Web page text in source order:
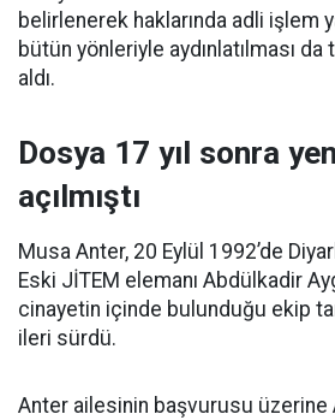
belirlenerek haklarında adli işlem
bütün yönleriyle aydınlatılması
aldı.
Dosya 17 yıl sonra
açılmıştı
Musa Anter, 20 Eylül 1992’de
Eski JİTEM elemanı Abdülkadir
cinayetin içinde bulunduğu ekip
ileri sürdü.
Anter ailesinin başvurusu üzerine